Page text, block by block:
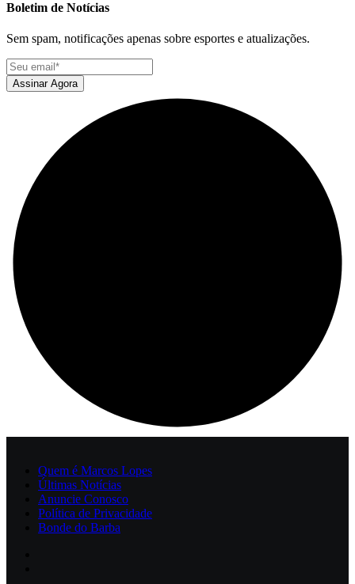
Boletim de Notícias
Sem spam, notificações apenas sobre esportes e atualizações.
Assinar Agora
Quem é Marcos Lopes
Últimas Notícias
Anuncie Conosco
Política de Privacidade
Bonde do Barba